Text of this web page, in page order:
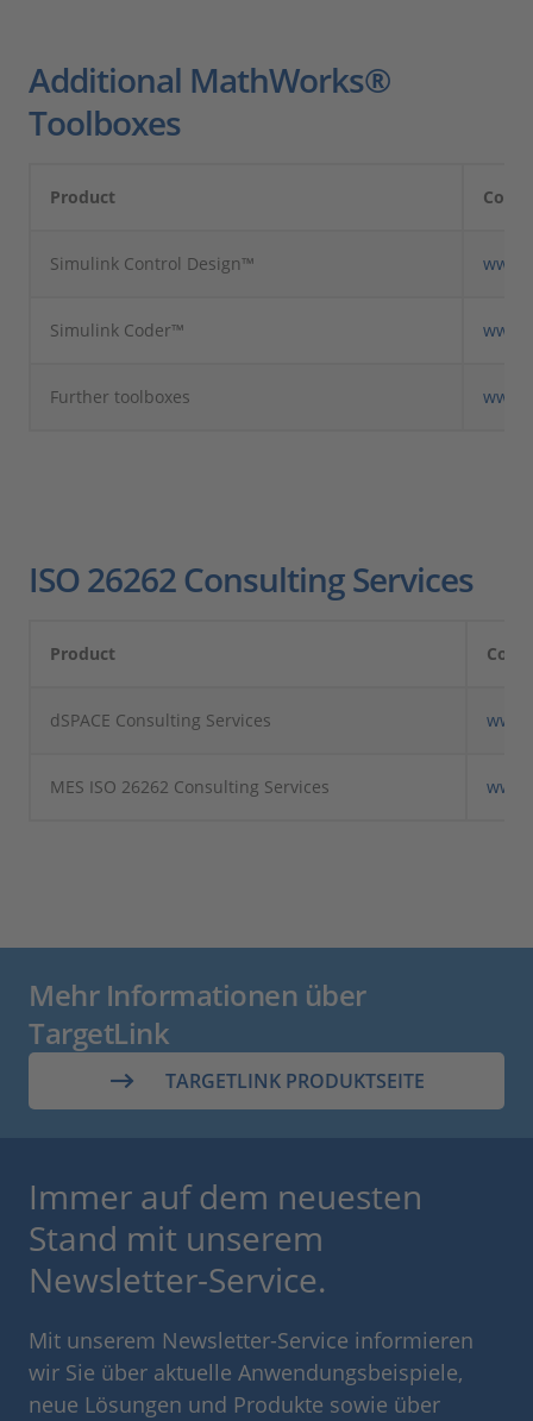
Additional MathWorks®
Toolboxes
Product
Simulink Control Design™
Simulink Coder™
Further toolboxes
ISO 26262 Consulting Services
Product
dSPACE Consulting Services
MES ISO 26262 Consulting Services
Mehr Informationen über
TargetLink
TARGETLINK PRODUKTSEITE
Immer auf dem neuesten
Stand mit unserem
Newsletter-Service.
Mit unserem Newsletter-Service informieren
wir Sie über aktuelle Anwendungsbeispiele,
neue Lösungen und Produkte sowie über